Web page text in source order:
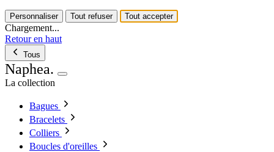
Personnaliser Tout refuser Tout accepter
Chargement...
Retour en haut
Tous
Naphea.
La collection
Bagues
Bracelets
Colliers
Boucles d'oreilles